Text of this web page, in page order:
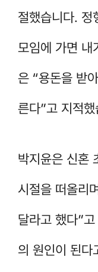
절했습니다. 정
모임에 가면 내
은 “용돈을 받
른다”고 지적
박지윤은 신혼
시절을 떠올리
달라고 했다”
의 원인이 된다